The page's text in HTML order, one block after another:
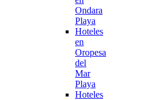
Ondara
Playa
Hoteles
en
Oropesa
del
Mar
Playa
Hoteles